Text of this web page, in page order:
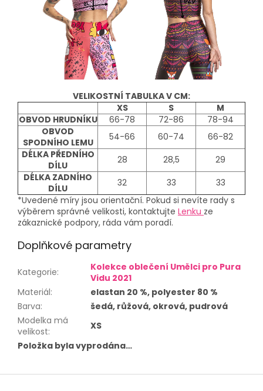
VELIKOSTNÍ TABULKA V CM:
XS
S
M
OBVOD HRUDNÍKU
66-78 72-86
78-94
OBVOD
SPODNÍHO LEMU
54-66 60-74
66-82
DÉLKA PŘEDNÍHO
DÍLU
28 28,5
29
DÉLKA ZADNÍHO
DÍLU
32 33
33
*Uvedené míry jsou orientační. Pokud si nevíte rady s
výběrem správné velikosti, kontaktujte Lenku ze
zákaznické podpory, ráda vám poradí.
Doplňkové parametry
Kategorie:
Kolekce oblečení Umělci pro Pura
Vidu 2021
Materiál:
elastan 20 %, polyester 80 %
Barva:
šedá, růžová, okrová, pudrová
Modelka má
velikost:
XS
Položka byla vyprodána…
Z